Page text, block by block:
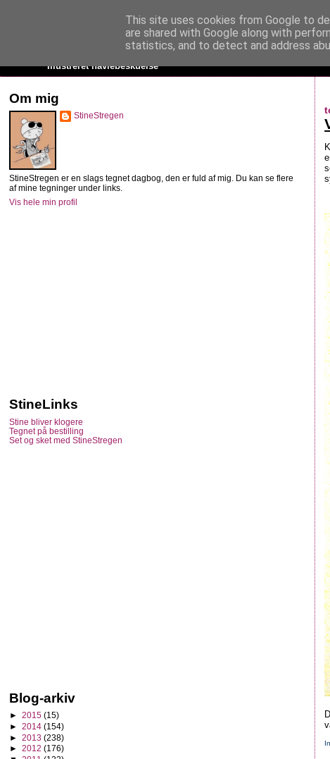
StineStregen
Illustreret navlebeskuelse
Om mig
StineStregen
StineStregen er en slags tegnet dagbog, den er fuld af mig. Du kan se flere
af mine tegninger under links.
Vis hele min profil
StineLinks
Stine bliver klogere
Tegnet på bestilling
Set og sket med StineStregen
Blog-arkiv
► 2015 (15)
► 2014 (154)
► 2013 (238)
► 2012 (176)
This site uses cookies from Google to
are shared with Google along with
statistics, and to detect and address